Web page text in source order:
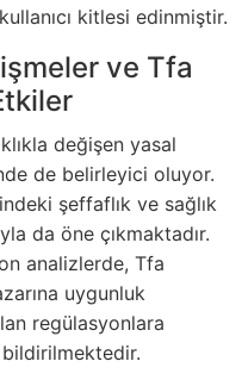
kitlesi edinmiştir.
ve Tfa
değişen yasal
de belirleyici oluyor.
şeffaflık ve sağlık
da öne çıkmaktadır.
analizlerde, Tfa
uygunluk
regülasyonlara